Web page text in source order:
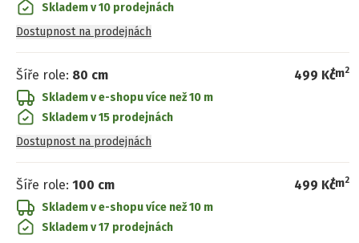
Skladem v 10 prodejnách
Dostupnost na prodejnách
Šíře role: 80 cm 499 Kč
/m2
Skladem v e-shopuvíce než 10 m
Skladem v 15 prodejnách
Dostupnost na prodejnách
Šíře role: 100 cm 499 Kč
/m2
Skladem v e-shopuvíce než 10 m
Skladem v 17 prodejnách